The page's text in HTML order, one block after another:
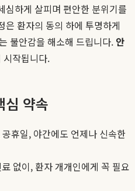
심하게 살피며 편안한 분위기를
은 환자의 동의 하에 투명하게
불안감을 해소해 드립니다. 안
시작됩니다.
심 약속
공휴일, 야간에도 언제나 신속한
없이, 환자 개개인에게 꼭 필요